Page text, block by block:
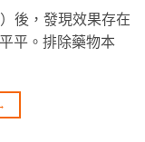
後，發現效果存在
平。排除藥物本